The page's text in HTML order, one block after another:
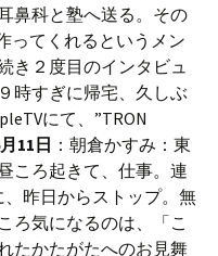
鼻科と塾へ送る。その
ってくれるというメン
き２度目のインタビュ
時すぎに帰宅、久しぶ
にて、”TRON
11日 ：朝倉かすみ：東
ころ起きて、仕事。連
昨日からストップ。無
ろ気になるのは、「こ
たかたがたへのお見舞